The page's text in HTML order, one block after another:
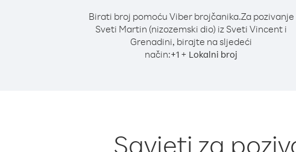
Birati broj pomoću Viber brojčanika.Za pozivanje
Sveti Martin (nizozemski dio) iz Sveti Vincent i
Grenadini, birajte na sljedeći
način:+1 + Lokalni broj
Savjeti za